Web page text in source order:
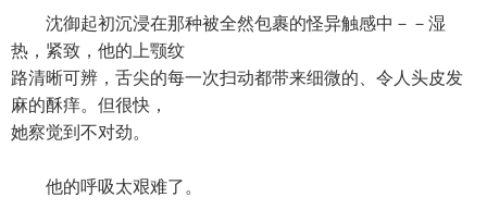
沈御起初沉浸在那种被全然包裹的怪异触感中－－湿
热，紧致，他的上颚纹
路清晰可辨，舌尖的每一次扫动都带来细微的、令人头皮发
麻的酥痒。但很快，
她察觉到不对劲。
他的呼吸太艰难了。